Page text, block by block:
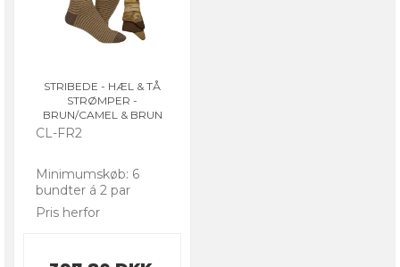
STRIBEDE - HÆL & TÅ
STRØMPER -
BRUN/CAMEL & BRUN
CL-FR2
Minimumskøb: 6
bundter á 2 par
Pris herfor